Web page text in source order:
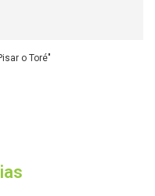
o Toré"